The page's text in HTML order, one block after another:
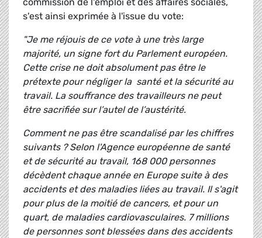
s'est ainsi exprimée à l'issue du vote:
"Je me réjouis de ce vote à une très large
majorité, un signe fort du Parlement européen.
Cette crise ne doit absolument pas être le
prétexte pour négliger la santé et la sécurité au
travail. La souffrance des travailleurs ne peut
être sacrifiée sur l’autel de l’austérité.
Comment ne pas être scandalisé par les chiffres
suivants ? Selon l'Agence européenne de santé
et de sécurité au travail, 168 000 personnes
décèdent chaque année en Europe suite à des
accidents et des maladies liées au travail. Il s'agit
pour plus de la moitié de cancers, et pour un
quart, de maladies cardiovasculaires. 7 millions
de personnes sont blessées dans des accidents